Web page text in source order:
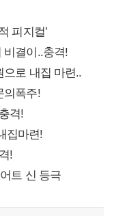
피지컬’
비결이..충격!
으로 내집 마련..
의폭주!
격!
집마련!
!
트 신 등극